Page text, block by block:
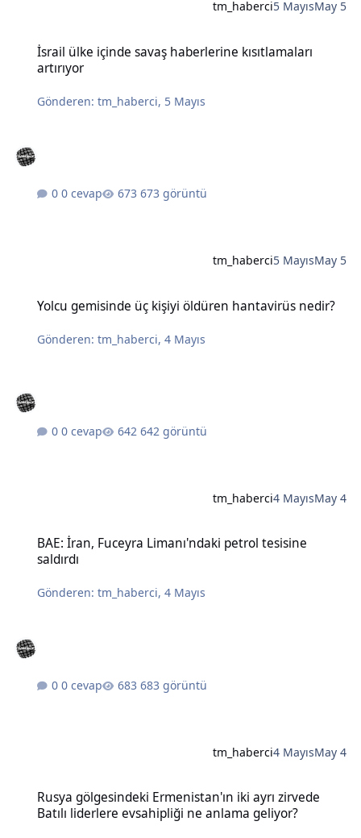
tm_haberci5 MayısMay 5
İsrail ülke içinde savaş haberlerine kısıtlamaları
artırıyor
Gönderen:tm_haberci, 5 Mayıs
0 cevap 673 görüntü
tm_haberci5 MayısMay 5
Yolcu gemisinde üç kişiyi öldüren hantavirüs nedir?
Gönderen:tm_haberci,4 Mayıs
0 cevap 642 görüntü
tm_haberci4 MayısMay 4
BAE: İran, Fuceyra Limanı'ndaki petrol tesisine
saldırdı
Gönderen:tm_haberci,4 Mayıs
0 cevap 683 görüntü
tm_haberci4 MayısMay 4
Rusya gölgesindeki Ermenistan'ın iki ayrı zirvede
Batılı liderlere evsahipliği ne anlama geliyor?